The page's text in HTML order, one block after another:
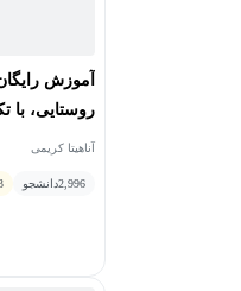
آموزش
روستایی، با
آناهیتا کریمی
2,996دانشجو